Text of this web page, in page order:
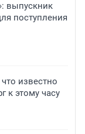
выпускник
поступления
известно
к этому часу